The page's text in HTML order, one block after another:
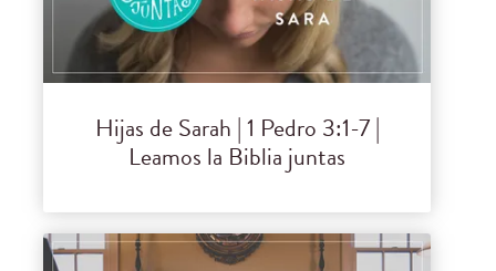
Hijas de Sarah | 1 Pedro 3:1-7 |
Leamos la Biblia juntas